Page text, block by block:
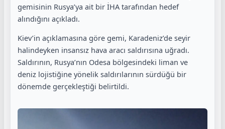
gemisinin Rusya’ya ait bir İHA tarafından hedef
alındığını açıkladı.
Kiev’in açıklamasına göre gemi, Karadeniz’de seyir
halindeyken insansız hava aracı saldırısına uğradı.
Saldırının, Rusya’nın Odesa bölgesindeki liman ve
deniz lojistiğine yönelik saldırılarının sürdüğü bir
dönemde gerçekleştiği belirtildi.